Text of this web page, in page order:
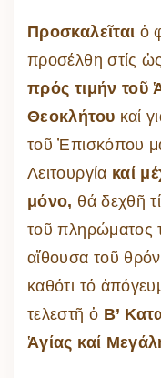
Προσκαλεῖται ὁ
προσέλθη στίς
πρός τιμήν τοῦ
Θεοκλήτου καί
τοῦ Ἐπισκόπου
Λειτουργία καί
μόνο, θά δεχθῆ
τοῦ πληρώματος
αἴθουσα τοῦ
καθότι τό
τελεστῆ ὁ Β’
Ἁγίας καί